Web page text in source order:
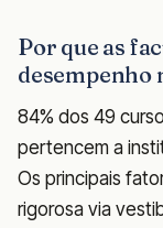
Por que as
desempenho
84% dos 49
pertencem a
Os principais
rigorosa via